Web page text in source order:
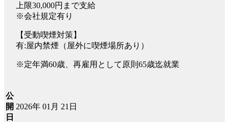
上限30,000円まで支給
※会社規定有り
【受動喫煙対策】
有:屋内禁煙（屋外に喫煙場所あり）
※定年満60歳、再雇用として原則65歳迄就業
公
開
日
2026年 01月 21日